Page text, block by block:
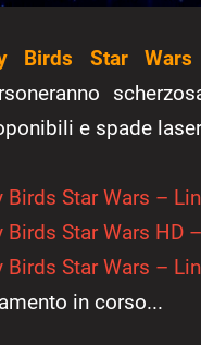
Birds Star Wars
e spade
Birds Star Wars –
Birds Star Wars HD
Birds Star Wars –
in corso...